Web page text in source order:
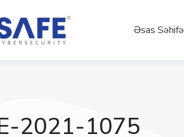
Əsas Səhifə
2021-1075